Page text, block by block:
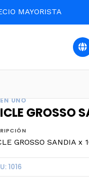
MAYORISTA
UNO
GROSSO
GROSSO SANDIA x
1016